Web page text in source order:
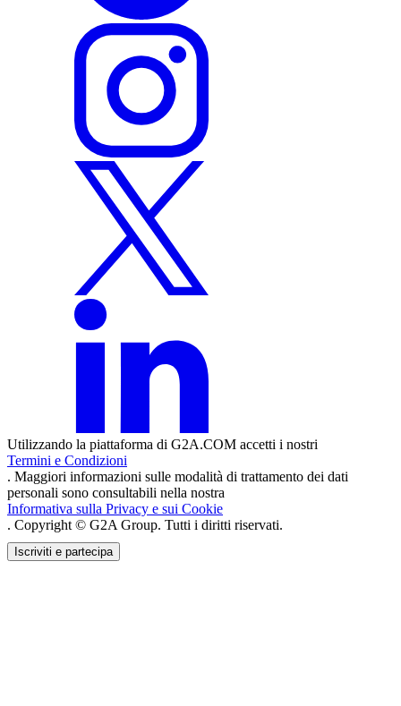
Utilizzando la piattaforma di G2A.COM accetti i nostri
Termini e Condizioni
. Maggiori informazioni sulle modalità di trattamento dei dati
personali sono consultabili nella nostra
Informativa sulla Privacy e sui Cookie
. Copyright © G2A Group. Tutti i diritti riservati.
Iscriviti e partecipa